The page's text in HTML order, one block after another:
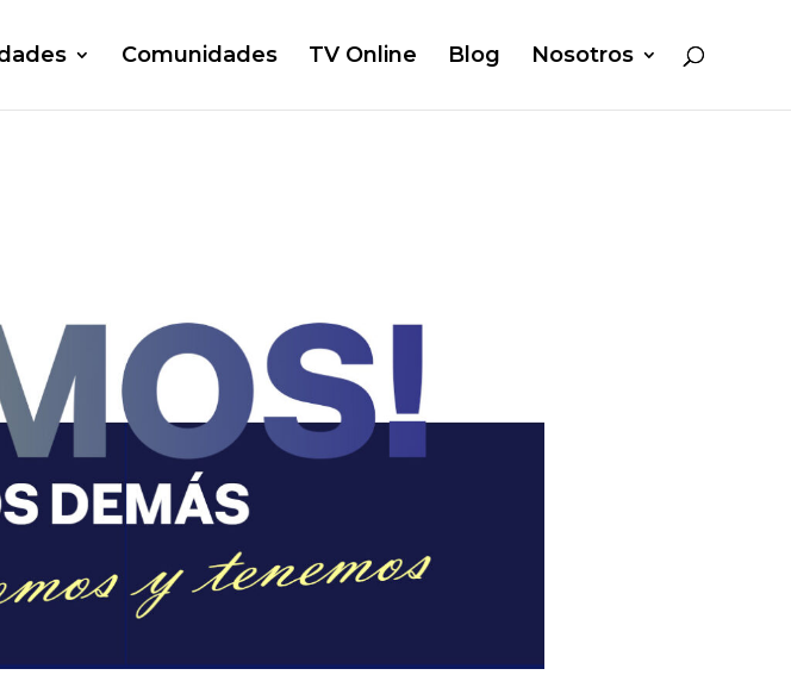
Comunidades TV Online Blog Nosotros